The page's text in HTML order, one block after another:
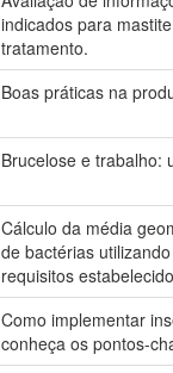
indicados para
tratamento.
Boas práticas na
Brucelose e trabalho:
Cálculo da média
de bactérias
requisitos
Como implementar
conheça os pontos-